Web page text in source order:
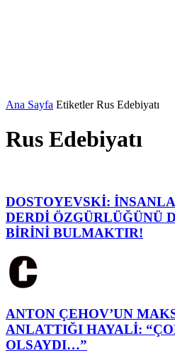
Ana Sayfa Etiketler Rus Edebiyatı
Rus Edebiyatı
DOSTOYEVSKİ:
DERDİ ÖZGÜRLÜĞÜNÜ
BİRİNİ BULMAKTIR!
ANTON ÇEHOV’UN
ANLATTIĞI HAYALİ:
OLSAYDI…”